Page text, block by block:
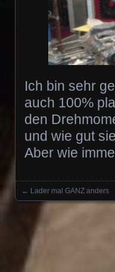
Ich bin sehr
auch 100%
den
und wie gut
Aber wie
Posts
← Lader mal GANZ anders